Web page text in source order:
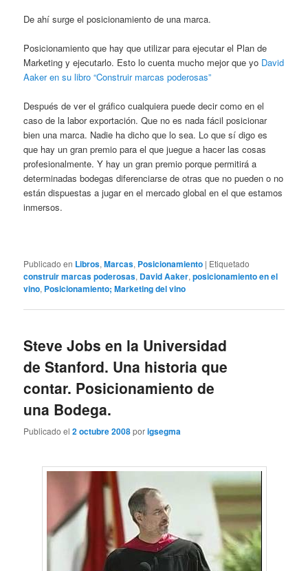
De ahí surge el posicionamiento de una marca.
Posicionamiento que hay que utilizar para ejecutar el Plan de
Marketing y ejecutarlo. Esto lo cuenta mucho mejor que yo David
Aaker en su libro “Construir marcas poderosas”
Después de ver el gráfico cualquiera puede decir como en el
caso de la labor exportación. Que no es nada fácil posicionar
bien una marca. Nadie ha dicho que lo sea. Lo que sí digo es
que hay un gran premio para el que juegue a hacer las cosas
profesionalmente. Y hay un gran premio porque permitirá a
determinadas bodegas diferenciarse de otras que no pueden o no
están dispuestas a jugar en el mercado global en el que estamos
inmersos.
Publicado en Libros,Marcas, Posicionamiento | Etiquetado
construir marcas poderosas, David Aaker,posicionamiento en el
vino, Posicionamiento; Marketing del vino
Steve Jobs en la Universidad
de Stanford. Una historia que
contar. Posicionamiento de
una Bodega.
Publicado el2 octubre 2008porigsegma